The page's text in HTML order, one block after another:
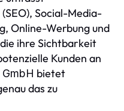
Social-Media-
Online-Werbung und
ihre Sichtbarkeit
Kunden an
bietet
das zu